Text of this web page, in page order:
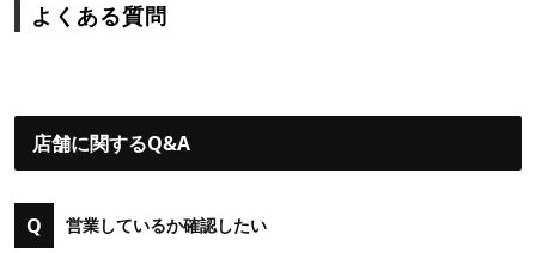
よくある質問
店舗に関するQ&A
Q 営業しているか確認したい